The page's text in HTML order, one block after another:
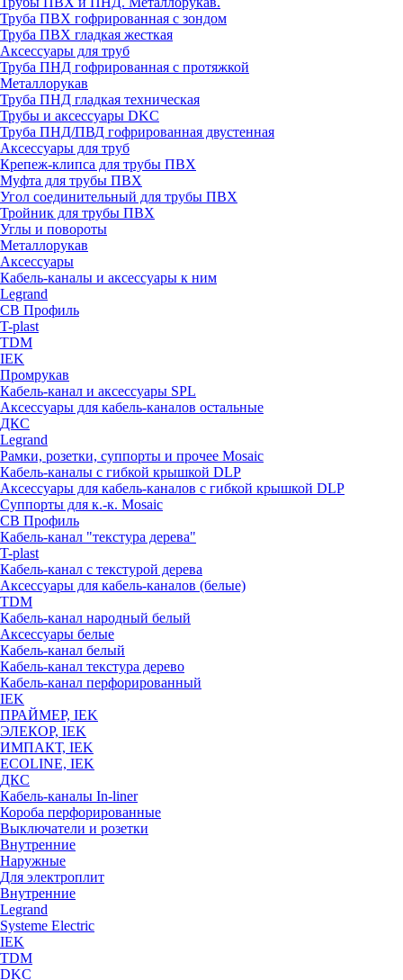
Труба ПВХ гофрированная с зондом
Труба ПВХ гладкая жесткая
Аксессуары для труб
Труба ПНД гофрированная с протяжкой
Металлорукав
Труба ПНД гладкая техническая
Трубы и аксессуары DKC
Труба ПНД/ПВД гофрированная двустенная
Аксессуары для труб
Крепеж-клипса для трубы ПВХ
Муфта для трубы ПВХ
Угол соединительный для трубы ПВХ
Тройник для трубы ПВХ
Углы и повороты
Металлорукав
Аксессуары
Кабель-каналы и аксессуары к ним
Legrand
СВ Профиль
T-plast
TDM
IEK
Промрукав
Кабель-канал и аксессуары SPL
Аксессуары для кабель-каналов остальные
ДКС
Legrand
Рамки, розетки, суппорты и прочее Mosaic
Кабель-каналы с гибкой крышкой DLP
Аксессуары для кабель-каналов с гибкой крышкой DLP
Суппорты для к.-к. Mosaic
СВ Профиль
Кабель-канал "текстура дерева"
T-plast
Кабель-канал с текстурой дерева
Аксессуары для кабель-каналов (белые)
TDM
Кабель-канал народный белый
Аксессуары белые
Кабель-канал белый
Кабель-канал текстура дерево
Кабель-канал перфорированный
IEK
ПРАЙМЕР, IEK
ЭЛЕКОР, IEK
ИМПАКТ, IEK
ECOLINE, IEK
ДКС
Кабель-каналы In-liner
Короба перфорированные
Выключатели и розетки
Внутренние
Наружные
Для электроплит
Внутренние
Legrand
Systeme Electric
IEK
TDM
DKC